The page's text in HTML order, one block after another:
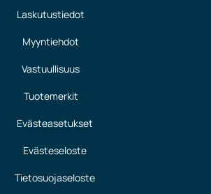
Laskutustiedot
Myyntiehdot
Vastuullisuus
Tuotemerkit
Evästeasetukset
Evästeseloste
Tietosuojaseloste